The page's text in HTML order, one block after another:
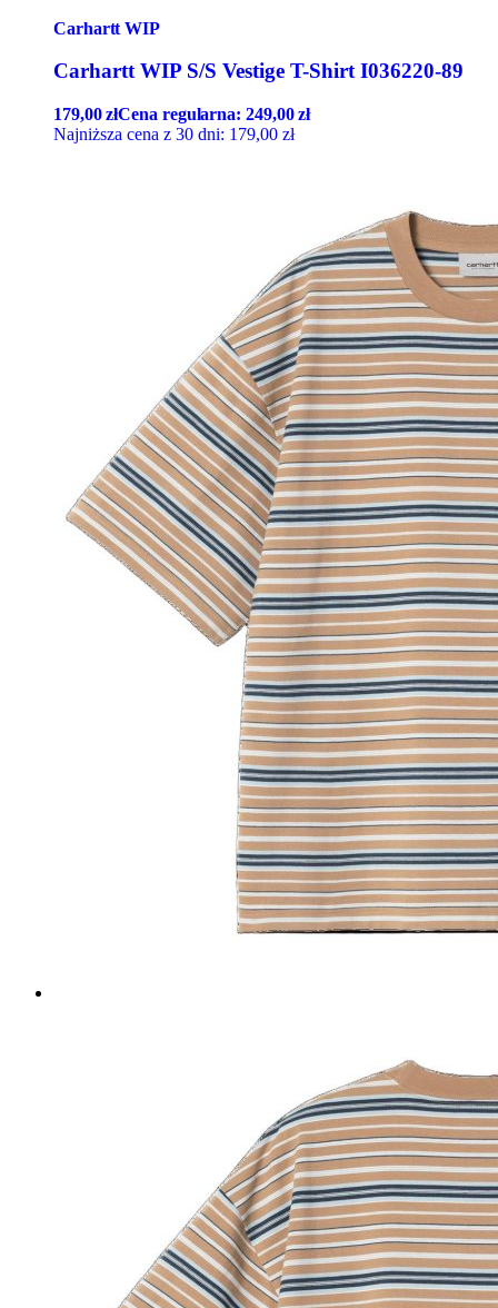
Carhartt WIP
Carhartt WIP S/S Vestige T-Shirt I036220-89
179,00złCena regularna:249,00zł
Najniższa cena z 30 dni: 179,00 zł